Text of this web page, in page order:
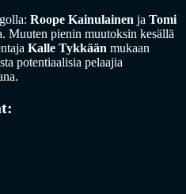
Roope Kainulainen ja Tomi
Muuten pienin muutoksin kesällä
Kalle Tykkään mukaan
potentiaalisia pelaajia